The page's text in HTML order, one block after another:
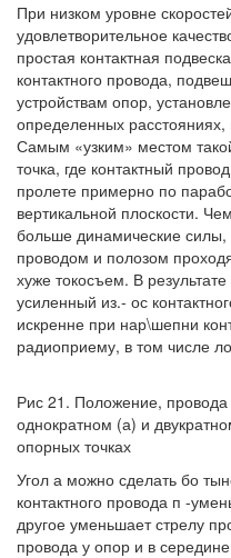
При низком уровне
удовлетворительное
простая контактная
контактного провода,
устройствам опор,
определенных
Самым «узким» местом
точка, где контактный
пролете примерно по
вертикальной плоскости.
больше динамические
проводом и полозом
хуже токосъем. В
усиленный из.- ос
искренне при нар\шепни
радиоприему, в том числе
Рис 21. Положение, провода
однократном (а) и
опорных точках
Угол а можно сделать бо
контактного провода п -
другое уменьшает стрелу
провода у опор и в